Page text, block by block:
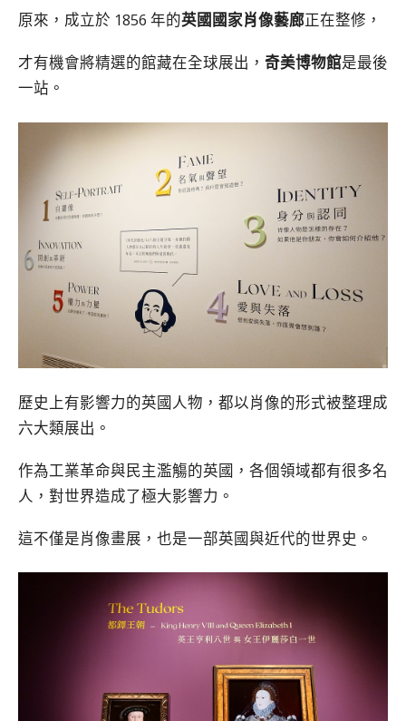
原來，成立於 1856 年的英國國家肖像藝廊正在整修，
才有機會將精選的館藏在全球展出， 奇美博物館是最後
一站。
歷史上有影響力的英國人物，都以肖像的形式被整理成
六大類展出。
作為工業革命與民主濫觴的英國，各個領域都有很多名
人，對世界造成了極大影響力。
這不僅是肖像畫展，也是一部英國與近代的世界史。